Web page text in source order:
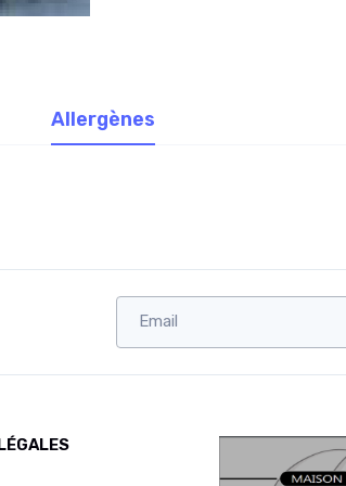
Allergènes